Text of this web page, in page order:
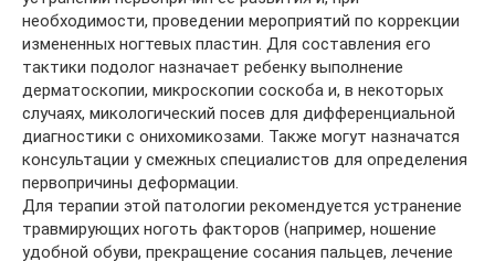
необходимости, проведении мероприятий по коррекции
измененных ногтевых пластин. Для составления его
тактики подолог назначает ребенку выполнение
дерматоскопии, микроскопии соскоба и, в некоторых
случаях, микологический посев для дифференциальной
диагностики с онихомикозами. Также могут назначатся
консультации у смежных специалистов для определения
первопричины деформации.
Для терапии этой патологии рекомендуется устранение
травмирующих ноготь факторов (например, ношение
удобной обуви, прекращение сосания пальцев, лечение